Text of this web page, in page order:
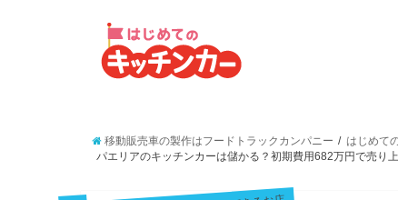
移動販売車の製作はフードトラックカンパニー はじめて
パエリアのキッチンカーは儲かる？初期費用682万円で売り